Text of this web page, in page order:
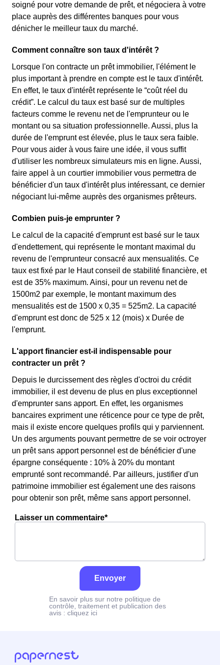
soigné pour votre demande de prêt, et négociera à votre
place auprès des différentes banques pour vous
dénicher le meilleur taux du marché.
Comment connaître son taux d'intérêt ?
Lorsque l'on contracte un prêt immobilier, l'élément le
plus important à prendre en compte est le taux d'intérêt.
En effet, le taux d'intérêt représente le “coût réel du
crédit”. Le calcul du taux est basé sur de multiples
facteurs comme le revenu net de l'emprunteur ou le
montant ou sa situation professionnelle. Aussi, plus la
durée de l'emprunt est élevée, plus le taux sera faible.
Pour vous aider à vous faire une idée, il vous suffit
d'utiliser les nombreux simulateurs mis en ligne. Aussi,
faire appel à un courtier immobilier vous permettra de
bénéficier d'un taux d'intérêt plus intéressant, ce dernier
négociant lui-même auprès des organismes prêteurs.
Combien puis-je emprunter ?
Le calcul de la capacité d'emprunt est basé sur le taux
d'endettement, qui représente le montant maximal du
revenu de l'emprunteur consacré aux mensualités. Ce
taux est fixé par le Haut conseil de stabilité financière, et
est de 35% maximum. Ainsi, pour un revenu net de
1500m2 par exemple, le montant maximum des
mensualités est de 1500 x 0,35 = 525m2. La capacité
d'emprunt est donc de 525 x 12 (mois) x Durée de
l'emprunt.
L'apport financier est-il indispensable pour
contracter un prêt ?
Depuis le durcissement des règles d'octroi du crédit
immobilier, il est devenu de plus en plus exceptionnel
d'emprunter sans apport. En effet, les organismes
bancaires expriment une réticence pour ce type de prêt,
mais il existe encore quelques profils qui y parviennent.
Un des arguments pouvant permettre de se voir octroyer
un prêt sans apport personnel est de bénéficier d'une
épargne conséquente : 10% à 20% du montant
emprunté sont recommandé. Par ailleurs, justifier d'un
patrimoine immobilier est également une des raisons
pour obtenir son prêt, même sans apport personnel.
Laisser un commentaire*
Envoyer
En savoir plus sur notre politique de
contrôle, traitement et publication des
avis : cliquez ici